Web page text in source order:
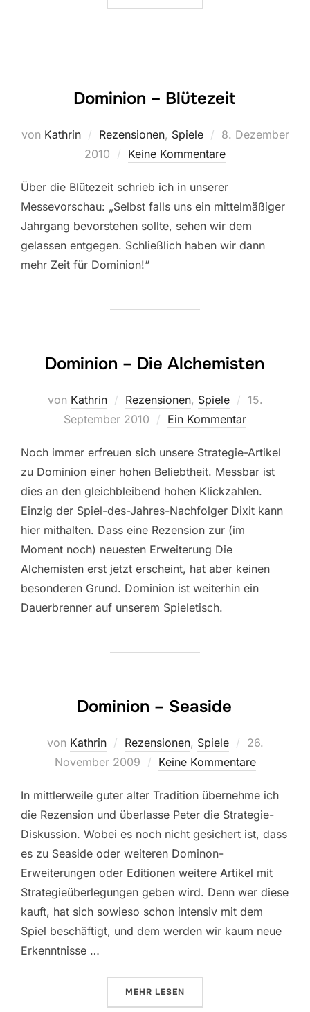
Dominion – Blütezeit
von Kathrin Rezensionen, Spiele
Veröffentlicht
am
8. Dezember
2010
Keine Kommentare
Über die Blütezeit schrieb ich in unserer
Messevorschau: „Selbst falls uns ein mittelmäßiger
Jahrgang bevorstehen sollte, sehen wir dem
gelassen entgegen. Schließlich haben wir dann
mehr Zeit für Dominion!“
Dominion – Die Alchemisten
von Kathrin Rezensionen, Spiele
15.
September 2010
Ein Kommentar
Noch immer erfreuen sich unsere Strategie-Artikel
zu Dominion einer hohen Beliebtheit. Messbar ist
dies an den gleichbleibend hohen Klickzahlen.
Einzig der Spiel-des-Jahres-Nachfolger Dixit kann
hier mithalten. Dass eine Rezension zur (im
Moment noch) neuesten Erweiterung Die
Alchemisten erst jetzt erscheint, hat aber keinen
besonderen Grund. Dominion ist weiterhin ein
Dauerbrenner auf unserem Spieletisch.
Dominion – Seaside
von Kathrin Rezensionen, Spiele
am
26.
November 2009
Keine Kommentare
In mittlerweile guter alter Tradition übernehme ich
die Rezension und überlasse Peter die Strategie-
Diskussion. Wobei es noch nicht gesichert ist, dass
es zu Seaside oder weiteren Dominon-
Erweiterungen oder Editionen weitere Artikel mit
Strategieüberlegungen geben wird. Denn wer diese
kauft, hat sich sowieso schon intensiv mit dem
Spiel beschäftigt, und dem werden wir kaum neue
Erkenntnisse …
MEHR ÜBER „DOMINION – SEASIDE“
LESEN